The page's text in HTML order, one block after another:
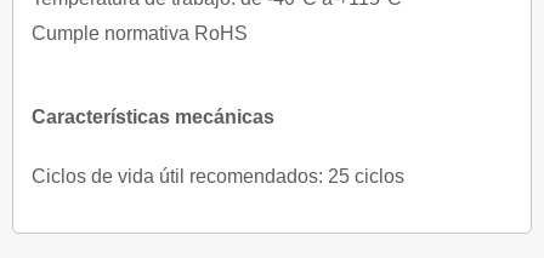
Cumple normativa RoHS
Características mecánicas
Ciclos de vida útil recomendados: 25 ciclos